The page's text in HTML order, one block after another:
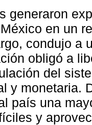
generaron
en un
condujo a
obligó a
del
y monetaria.
país una
y